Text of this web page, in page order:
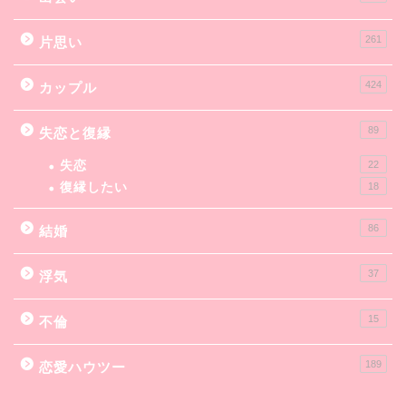
片思い 261
カップル 424
失恋と復縁 89
失恋 22
復縁したい 18
結婚 86
浮気 37
不倫 15
恋愛ハウツー 189